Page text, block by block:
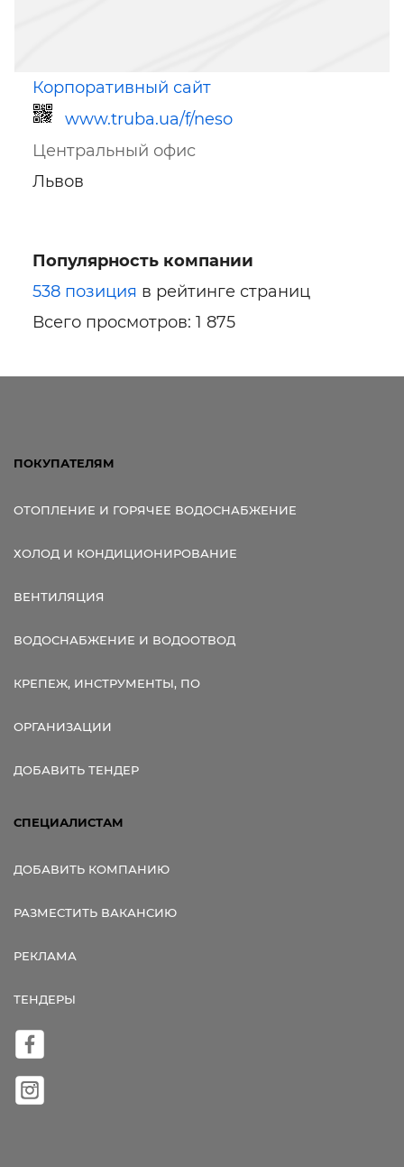
Корпоративный сайт
www.truba.ua/f/neso
Ссылка для мобильных устройств
Центральный офис
Львов
Популярность компании
538 позиция в рейтинге страниц
Всего просмотров: 1 875
ПОКУПАТЕЛЯМ
ОТОПЛЕНИЕ И ГОРЯЧЕЕ ВОДОСНАБЖЕНИЕ
ХОЛОД И КОНДИЦИОНИРОВАНИЕ
ВЕНТИЛЯЦИЯ
ВОДОСНАБЖЕНИЕ И ВОДООТВОД
КРЕПЕЖ, ИНСТРУМЕНТЫ, ПО
ОРГАНИЗАЦИИ
ДОБАВИТЬ ТЕНДЕР
СПЕЦИАЛИСТАМ
ДОБАВИТЬ КОМПАНИЮ
РАЗМЕСТИТЬ ВАКАНСИЮ
РЕКЛАМА
ТЕНДЕРЫ